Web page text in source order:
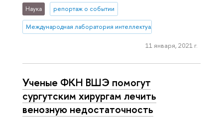
Наука репортаж о событии
Международная лаборатория интеллектуальных систем и
11 января, 2021 г.
Ученые ФКН ВШЭ помогут
сургутским хирургам лечить
венозную недостаточность